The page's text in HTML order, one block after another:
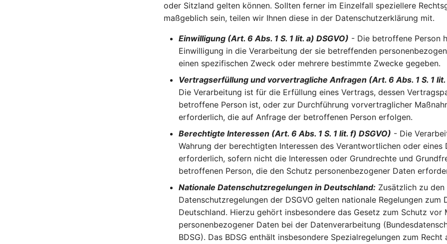
oder Sitzland gelten können. Sollten ferner im Einzelfall speziellere
maßgeblich sein, teilen wir Ihnen diese in der Datenschutzerklärung mit.
Einwilligung (Art. 6 Abs. 1 S. 1 lit. a) DSGVO) - Die betroffene Person
Einwilligung in die Verarbeitung der sie betreffenden
einen spezifischen Zweck oder mehrere bestimmte Zwecke gegeben.
Vertragserfüllung und vorvertragliche Anfragen (Art. 6 Abs. 1 S. 1 lit.
Die Verarbeitung ist für die Erfüllung eines Vertrags, dessen
betroffene Person ist, oder zur Durchführung vorvertraglicher
erforderlich, die auf Anfrage der betroffenen Person erfolgen.
Berechtigte Interessen (Art. 6 Abs. 1 S. 1 lit. f) DSGVO) - Die
Wahrung der berechtigten Interessen des Verantwortlichen oder eines
erforderlich, sofern nicht die Interessen oder Grundrechte und
betroffenen Person, die den Schutz personenbezogener Daten
Nationale Datenschutzregelungen in Deutschland: Zusätzlich zu den
Datenschutzregelungen der DSGVO gelten nationale Regelungen zum
Deutschland. Hierzu gehört insbesondere das Gesetz zum Schutz vor
personenbezogener Daten bei der Datenverarbeitung
BDSG). Das BDSG enthält insbesondere Spezialregelungen zum Recht